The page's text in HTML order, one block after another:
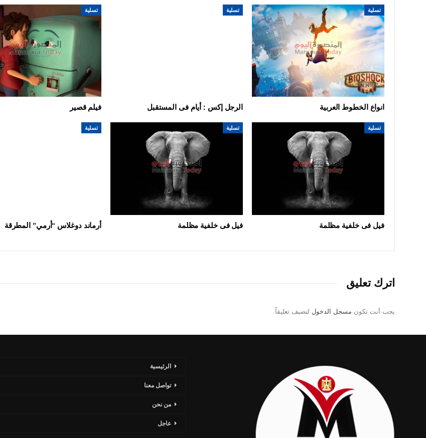
تسلية
انواع الخطوط العربية
تسلية
الرجل إكس : أيام فى المستقبل
تسلية
فيلم قصير
تسلية
فيل فى خلفية مظلمة
تسلية
فيل فى خلفية مظلمة
تسلية
أرماند دوغلاس “أرمي” المطرقة
اترك تعليق
يجب أنت تكون مسجل الدخول لتضيف تعليقاً.
ضبط 1.5 طن من مصنعات لحوم
ودجاج غير صالحة بالدقهلية
الدقهلية
طرابزون سبور
الرئيسية
تواصل معنا
من نحن
عاجل